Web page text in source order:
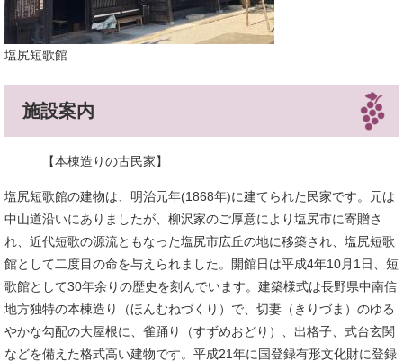
塩尻短歌館
施設案内
【本棟造りの古民家】
塩尻短歌館の建物は、明治元年(1868年)に建てられた民家です。元は
中山道沿いにありましたが、柳沢家のご厚意により塩尻市に寄贈さ
れ、近代短歌の源流ともなった塩尻市広丘の地に移築され、塩尻短歌
館として二度目の命を与えられました。開館日は平成4年10月1日、短
歌館として30年余りの歴史を刻んでいます。建築様式は長野県中南信
地方独特の本棟造り（ほんむねづくり）で、切妻（きりづま）のゆる
やかな勾配の大屋根に、雀踊り（すずめおどり）、出格子、式台玄関
などを備えた格式高い建物です。平成21年に国登録有形文化財に登録